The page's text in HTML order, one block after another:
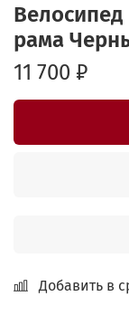
Велосипед
рама
11 700 ₽
Добавить в